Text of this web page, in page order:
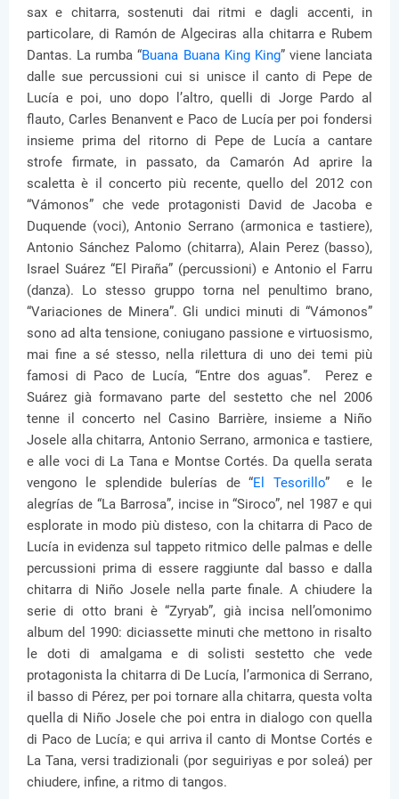
sax e chitarra, sostenuti dai ritmi e dagli accenti, in
particolare, di Ramón de Algeciras alla chitarra e Rubem
Dantas. La rumba “Buana Buana King King” viene lanciata
dalle sue percussioni cui si unisce il canto di Pepe de
Lucía e poi, uno dopo l’altro, quelli di Jorge Pardo al
flauto, Carles Benanvent e Paco de Lucía per poi fondersi
insieme prima del ritorno di Pepe de Lucía a cantare
strofe firmate, in passato, da Camarón Ad aprire la
scaletta è il concerto più recente, quello del 2012 con
“Vámonos” che vede protagonisti David de Jacoba e
Duquende (voci), Antonio Serrano (armonica e tastiere),
Antonio Sánchez Palomo (chitarra), Alain Perez (basso),
Israel Suárez “El Piraña” (percussioni) e Antonio el Farru
(danza). Lo stesso gruppo torna nel penultimo brano,
“Variaciones de Minera”. Gli undici minuti di “Vámonos”
sono ad alta tensione, coniugano passione e virtuosismo,
mai fine a sé stesso, nella rilettura di uno dei temi più
famosi di Paco de Lucía, “Entre dos aguas”. Perez e
Suárez già formavano parte del sestetto che nel 2006
tenne il concerto nel Casino Barrière, insieme a Niño
Josele alla chitarra, Antonio Serrano, armonica e tastiere,
e alle voci di La Tana e Montse Cortés. Da quella serata
vengono le splendide bulerías de “El Tesorillo” e le
alegrías de “La Barrosa”, incise in “Siroco”, nel 1987 e qui
esplorate in modo più disteso, con la chitarra di Paco de
Lucía in evidenza sul tappeto ritmico delle palmas e delle
percussioni prima di essere raggiunte dal basso e dalla
chitarra di Niño Josele nella parte finale. A chiudere la
serie di otto brani è “Zyryab”, già incisa nell’omonimo
album del 1990: diciassette minuti che mettono in risalto
le doti di amalgama e di solisti sestetto che vede
protagonista la chitarra di De Lucía, l’armonica di Serrano,
il basso di Pérez, per poi tornare alla chitarra, questa volta
quella di Niño Josele che poi entra in dialogo con quella
di Paco de Lucía; e qui arriva il canto di Montse Cortés e
La Tana, versi tradizionali (por seguiriyas e por soleá) per
chiudere, infine, a ritmo di tangos.